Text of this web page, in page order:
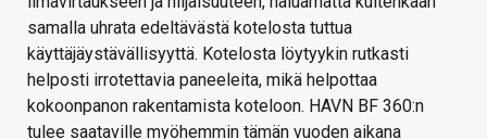
samalla uhrata edeltävästä kotelosta tuttua
käyttäjäystävällisyyttä. Kotelosta löytyykin rutkasti
helposti irrotettavia paneeleita, mikä helpottaa
kokoonpanon rakentamista koteloon. HAVN BF 360:n
tulee saataville myöhemmin tämän vuoden aikana